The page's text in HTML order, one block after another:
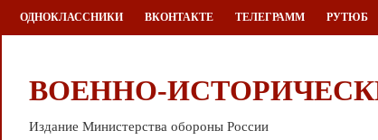
Перейти
к
ОДНОКЛАССНИКИ ВКОНТАКТЕ ТЕЛЕГРАММ РУТЮБ
ВОЕННО-
Издание Министерства обороны России